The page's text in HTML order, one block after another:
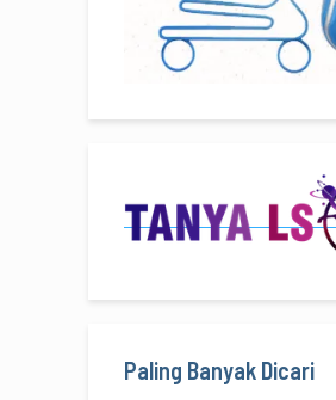
Paling Banyak Dicari